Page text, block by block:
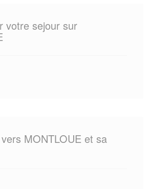
votre sejour sur
MONTLOUE et sa